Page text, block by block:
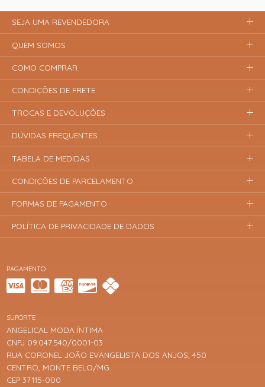
PAGAMENTO
SUPORTE
ANGELICAL MODA ÍNTIMA
CNPJ 09.047.540/0001-03
RUA CORONEL JOÃO EVANGELISTA DOS ANJOS, 450
CENTRO, MONTE BELO/MG
CEP 37115-000
SEJA UMA REVENDEDORA
QUEM SOMOS
COMO COMPRAR
CONDIÇÕES DE FRETE
TROCAS E DEVOLUÇÕES
DÚVIDAS FREQUENTES
TABELA DE MEDIDAS
CONDIÇÕES DE PARCELAMENTO
FORMAS DE PAGAMENTO
POLÍTICA DE PRIVACIDADE DE DADOS